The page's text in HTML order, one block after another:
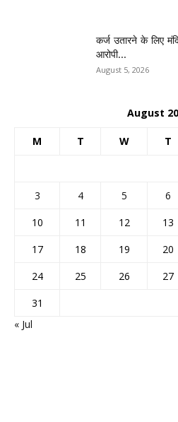
कर्ज उतारने के लिए
आरोपी...
August 5, 2026
August
M T W T
3
4 5 6
10
11 12 13
17
18 19 20
24
25 26 27
31
« Jul